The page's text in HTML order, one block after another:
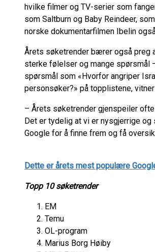
hvilke filmer og TV-serier som
som Saltburn og Baby Reindeer,
norske dokumentarfilmen Ibelin
Årets søketrender bærer også preg
sterke følelser og mange spørsmål
spørsmål som «Hvorfor angriper
personsøker?» på topplistene,
– Årets søketrender gjenspeiler
Det er tydelig at vi er nysgjerrige
Google for å finne frem og få
Dette er årets mest populære
Topp 10 søketrender
EM
Temu
OL-program
Marius Borg Høiby